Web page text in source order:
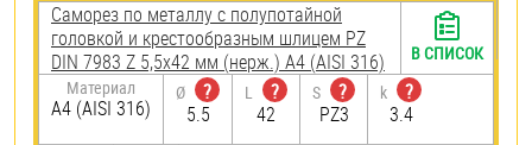
Саморез по металлу с полупотайной
головкой и крестообразным шлицем PZ
DIN 7983 Z 5,5х42 мм (нерж.) A4 (AISI 316)
Материал
A4 (AISI 316)
Ø
?
5.5
L
?
42
S
?
PZ3
k
?
3.4
В СПИСОК